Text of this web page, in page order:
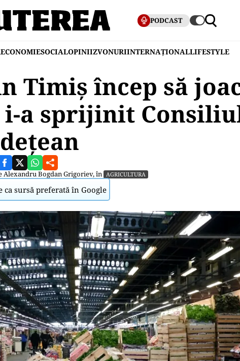
PODCAST
ECONOMIESOCIALOPINIIZVONURIINTERNAȚIONALLIFESTYLE
Timiș încep să
i-a sprijinit
Alexandru Bogdan Grigoriev, în AGRICULTURA
ca sursă preferată în Google